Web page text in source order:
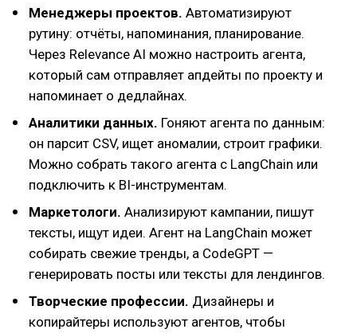
Менеджеры проектов. Автоматизируют
рутину: отчёты, напоминания, планирование.
Через Relevance AI можно настроить агента,
который сам отправляет апдейты по проекту и
напоминает о дедлайнах.
Аналитики данных. Гоняют агента по данным:
он парсит CSV, ищет аномалии, строит графики.
Можно собрать такого агента с LangChain или
подключить к BI-инструментам.
Маркетологи. Анализируют кампании, пишут
тексты, ищут идеи. Агент на LangChain может
собирать свежие тренды, а CodeGPT —
генерировать посты или тексты для лендингов.
Творческие профессии. Дизайнеры и
копирайтеры используют агентов, чтобы